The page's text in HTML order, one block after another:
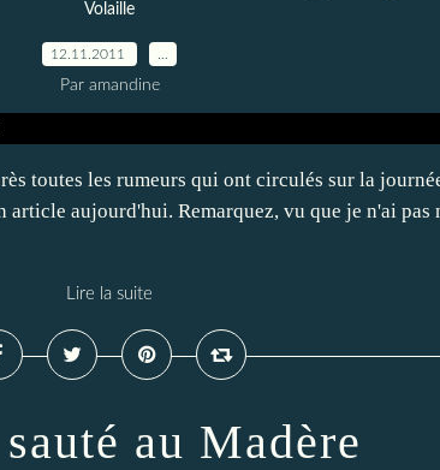
Volaille
12.11.2011
Par amandine
toutes les rumeurs qui ont circulés sur la
aujourd'hui. Remarquez, vu que je n'ai pas
Lire la suite
au Madère